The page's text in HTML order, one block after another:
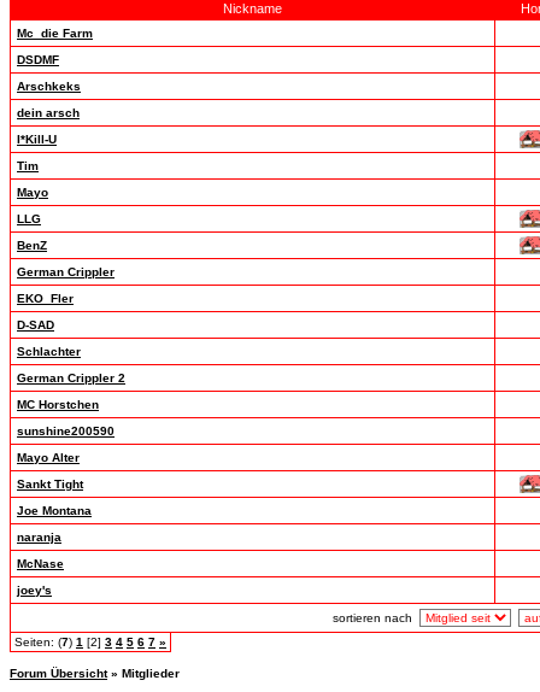
Nickname
Mc_die Farm
DSDMF
Arschkeks
dein arsch
I*Kill-U
Tim
Mayo
LLG
BenZ
German Crippler
EKO_Fler
D-SAD
Schlachter
German Crippler 2
MC Horstchen
sunshine200590
Mayo Alter
Sankt Tight
Joe Montana
naranja
McNase
joey's
sortieren nach
Seiten: (7) 1 [2] 3 4 5 6 7 »
Forum Übersicht» Mitglieder